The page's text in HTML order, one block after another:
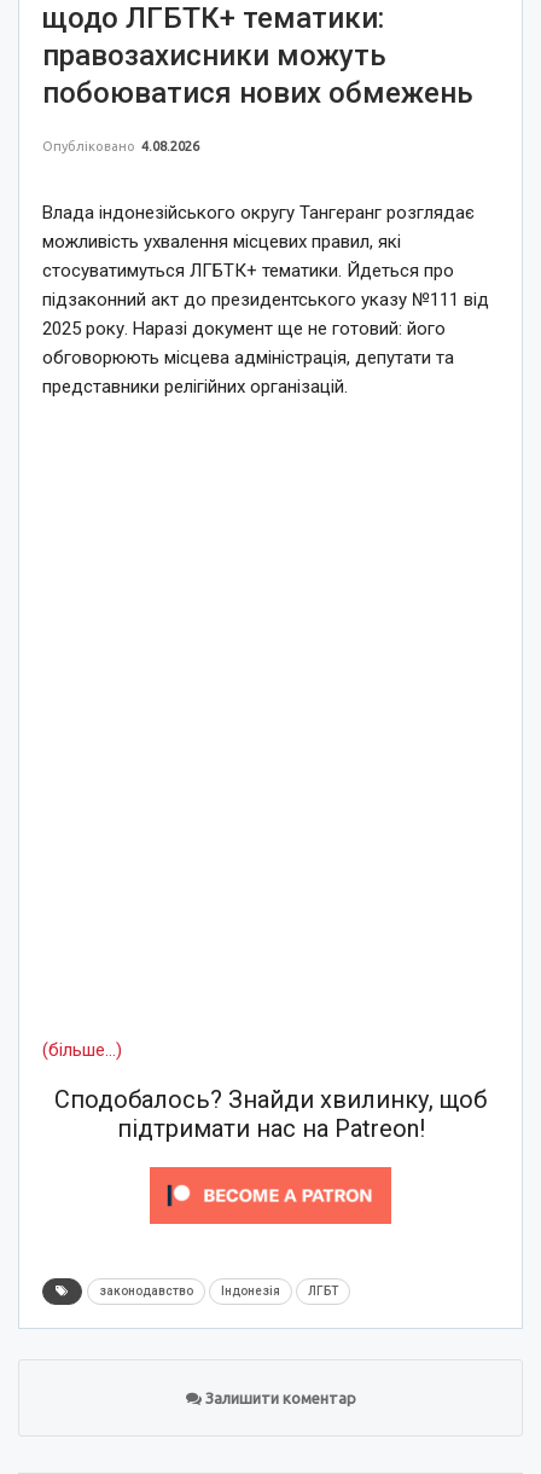
щодо ЛГБТК+ тематики:
правозахисники можуть
побоюватися нових обмежень
Опубліковано 4.08.2026
Влада індонезійського округу Тангеранг розглядає
можливість ухвалення місцевих правил, які
стосуватимуться ЛГБТК+ тематики. Йдеться про
підзаконний акт до президентського указу №111 від
2025 року. Наразі документ ще не готовий: його
обговорюють місцева адміністрація, депутати та
представники релігійних організацій.
(більше…)
Сподобалось? Знайди хвилинку, щоб
підтримати нас на Patreon!
законодавство Індонезія ЛГБТ
Залишити коментар